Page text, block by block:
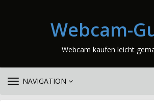
Webcam-
Webcam kaufen leicht
TOGGLE
NAVIGATION